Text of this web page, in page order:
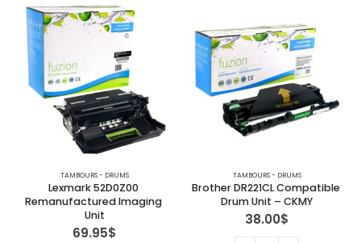
TAMBOURS - DRUMS
Lexmark 52D0Z00
Remanufactured Imaging
Unit
69.95$
TAMBOURS - DRUMS
Brother DR221CL Compatible
Drum Unit – CKMY
38.00$